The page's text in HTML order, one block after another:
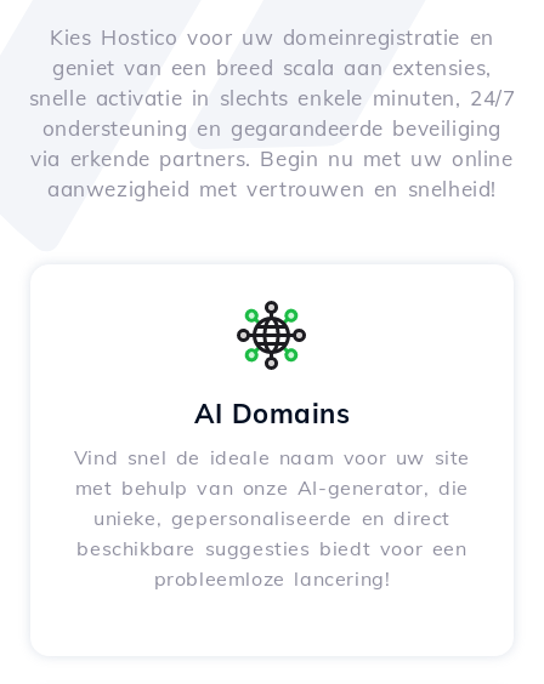
Kies Hostico voor uw domeinregistratie en
geniet van een breed scala aan extensies,
snelle activatie in slechts enkele minuten, 24/7
ondersteuning en gegarandeerde beveiliging
via erkende partners. Begin nu met uw online
aanwezigheid met vertrouwen en snelheid!
AI Domains
Vind snel de ideale naam voor uw site
met behulp van onze AI-generator, die
unieke, gepersonaliseerde en direct
beschikbare suggesties biedt voor een
probleemloze lancering!